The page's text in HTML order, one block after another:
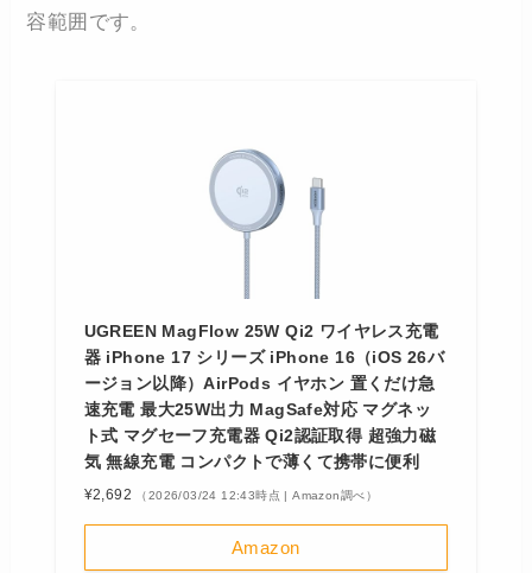
容範囲です。
UGREEN MagFlow 25W Qi2 ワイヤレス充電
器 iPhone 17 シリーズ iPhone 16（iOS 26バ
ージョン以降）AirPods イヤホン 置くだけ急
速充電 最大25W出力 MagSafe対応 マグネッ
ト式 マグセーフ充電器 Qi2認証取得 超強力磁
気 無線充電 コンパクトで薄くて携帯に便利
¥2,692 （2026/03/24 12:43時点 | Amazon調べ）
Amazon